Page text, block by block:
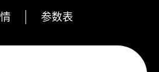
参数表